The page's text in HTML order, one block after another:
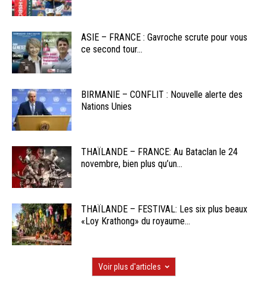
ASIE – FRANCE : Gavroche scrute pour vous
ce second tour...
BIRMANIE – CONFLIT : Nouvelle alerte des
Nations Unies
THAÏLANDE – FRANCE: Au Bataclan le 24
novembre, bien plus qu’un...
THAÏLANDE – FESTIVAL: Les six plus beaux
«Loy Krathong» du royaume...
Voir plus d'articles